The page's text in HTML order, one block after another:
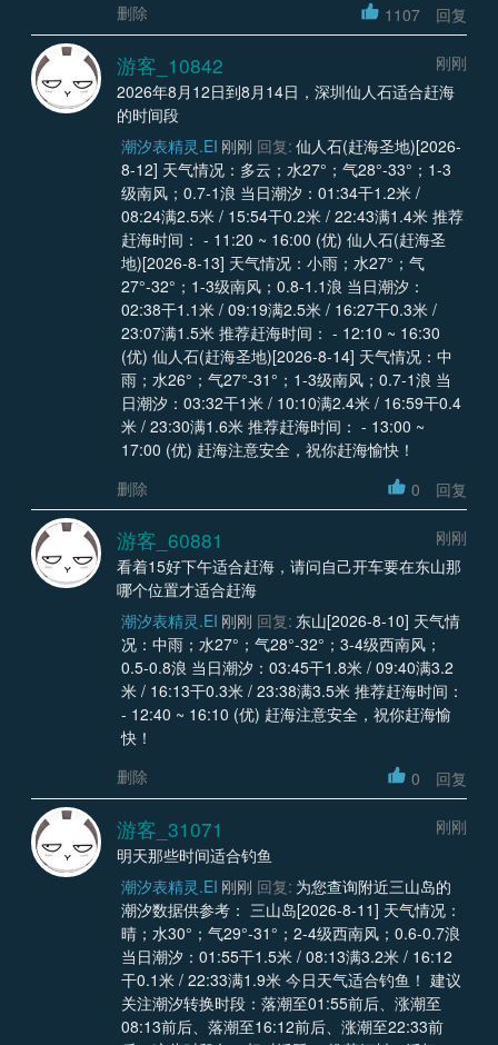
删除
1107 回复
游客_10842
刚刚
2026年8月12日到8月14日，深圳仙人石适合赶海
的时间段
潮汐表精灵.EI 刚刚 回复: 仙人石(赶海圣地)[2026-
8-12] 天气情况：多云；水27°；气28°-33°；1-3
级南风；0.7-1浪 当日潮汐：01:34干1.2米 /
08:24满2.5米 / 15:54干0.2米 / 22:43满1.4米 推荐
赶海时间： - 11:20 ~ 16:00 (优) 仙人石(赶海圣
地)[2026-8-13] 天气情况：小雨；水27°；气
27°-32°；1-3级南风；0.8-1.1浪 当日潮汐：
02:38干1.1米 / 09:19满2.5米 / 16:27干0.3米 /
23:07满1.5米 推荐赶海时间： - 12:10 ~ 16:30
(优) 仙人石(赶海圣地)[2026-8-14] 天气情况：中
雨；水26°；气27°-31°；1-3级南风；0.7-1浪 当
日潮汐：03:32干1米 / 10:10满2.4米 / 16:59干0.4
米 / 23:30满1.6米 推荐赶海时间： - 13:00 ~
17:00 (优) 赶海注意安全，祝你赶海愉快！
删除
0 回复
游客_60881
刚刚
看着15好下午适合赶海，请问自己开车要在东山那
哪个位置才适合赶海
潮汐表精灵.EI 刚刚 回复: 东山[2026-8-10] 天气情
况：中雨；水27°；气28°-32°；3-4级西南风；
0.5-0.8浪 当日潮汐：03:45干1.8米 / 09:40满3.2
米 / 16:13干0.3米 / 23:38满3.5米 推荐赶海时间：
- 12:40 ~ 16:10 (优) 赶海注意安全，祝你赶海愉
快！
删除
0 回复
游客_31071
刚刚
明天那些时间适合钓鱼
潮汐表精灵.EI 刚刚 回复: 为您查询附近三山岛的
潮汐数据供参考： 三山岛[2026-8-11] 天气情况：
晴；水30°；气29°-31°；2-4级西南风；0.6-0.7浪
当日潮汐：01:55干1.5米 / 08:13满3.2米 / 16:12
干0.1米 / 22:33满1.9米 今日天气适合钓鱼！ 建议
关注潮汐转换时段：落潮至01:55前后、涨潮至
08:13前后、落潮至16:12前后、涨潮至22:33前